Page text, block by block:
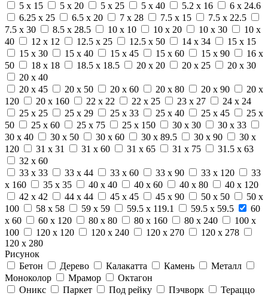
5 x 15
5 x 20 5 x 25 5 x 40 5.2 x 16
6 x 24.6
6.25 x 25
6.5 x 20 7 x 28 7.5 x 15
7.5 x 22.5
7.5 x 30
8.5 x 28.5 10 x 10 10 x 20 10 x 30
10 x
40
12 x 12 12.5 x 25 12.5 x 50 14 x 34
15 x 15
15 x 30
15 x 40 15 x 45 15 x 60 15 x 90
16 x
50
18 x 18 18.5 x 18.5 20 x 20 20 x 25
20 x 30
20 x 40
20 x 45
20 x 50 20 x 60 20 x 80 20 x 90
20 x
120
20 x 160 22 x 22 22 x 25 23 x 27
24 x 24
25 x 25
25 x 29 25 x 33 25 x 40 25 x 45
25 x
50
25 x 60 25 x 75 25 x 150 30 x 30
30 x 33
30 x 40
30 x 50 30 x 60 30 x 89.5 30 x 90
30 x
120
31 x 31 31 x 60 31 x 65 31 x 75
31.5 x 63
32 x 60
33 x 33
33 x 44 33 x 60 33 x 90 33 x 120
33
x 160
35 x 35 40 x 40 40 x 60 40 x 80
40 x 120
42 x 42
44 x 44 45 x 45 45 x 90 50 x 50
50 x
100
58 x 58 59 x 59 59.5 x 119.1 59.5 x 59.5
60
x 60
60 x 120 80 x 80 80 x 160 80 x 240
100 x
100
120 x 120 120 x 240 120 x 270
120 x 278
120 x 280
Рисунок
Бетон
Дерево Калакатта Камень
Металл
Моноколор
Мрамор
Октагон
Оникс
Паркет Под рейку Пэчворк
Тераццо